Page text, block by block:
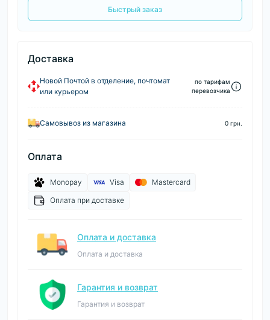
Быстрый заказ
Доставка
Новой Почтой в отделение, почтомат
или курьером
по тарифам
перевозчика
Самовывоз из магазина 0 грн.
Оплата
Monopay Visa
Mastercard
Оплата при доставке
Оплата и доставка
Оплата и доставка
Гарантия и возврат
Гарантия и возврат